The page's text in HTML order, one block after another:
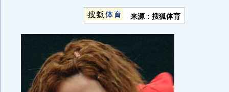
来源：搜狐体育